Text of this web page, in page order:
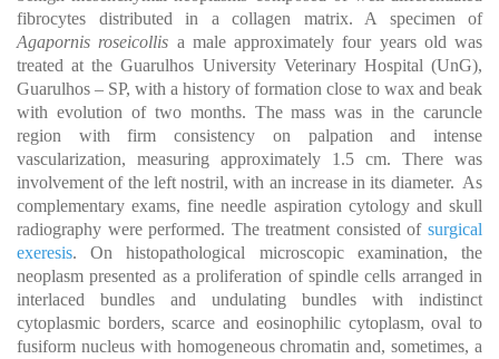
fibrocytes distributed in a collagen matrix. A specimen of
Agapornis roseicollis a male approximately four years old was
treated at the Guarulhos University Veterinary Hospital (UnG),
Guarulhos – SP, with a history of formation close to wax and beak
with evolution of two months. The mass was in the caruncle
region with firm consistency on palpation and intense
vascularization, measuring approximately 1.5 cm. There was
involvement of the left nostril, with an increase in its diameter. As
complementary exams, fine needle aspiration cytology and skull
radiography were performed. The treatment consisted of surgical
exeresis. On histopathological microscopic examination, the
neoplasm presented as a proliferation of spindle cells arranged in
interlaced bundles and undulating bundles with indistinct
cytoplasmic borders, scarce and eosinophilic cytoplasm, oval to
fusiform nucleus with homogeneous chromatin and, sometimes, a